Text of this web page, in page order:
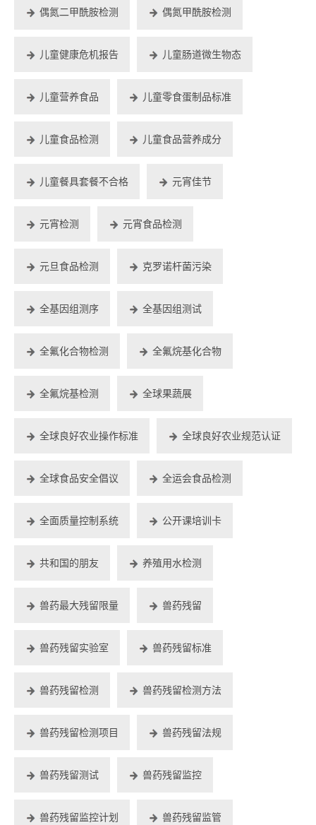
偶氮二甲酰胺检测 偶氮甲酰胺检测
儿童健康危机报告 儿童肠道微生物态
儿童营养食品 儿童零食蛋制品标准
儿童食品检测 儿童食品营养成分
儿童餐具套餐不合格 元宵佳节
元宵检测 元宵食品检测
元旦食品检测 克罗诺杆菌污染
全基因组测序 全基因组测试
全氟化合物检测 全氟烷基化合物
全氟烷基检测 全球果蔬展
全球良好农业操作标准 全球良好农业规范认证
全球食品安全倡议 全运会食品检测
全面质量控制系统 公开课培训卡
共和国的朋友 养殖用水检测
兽药最大残留限量 兽药残留
兽药残留实验室 兽药残留标准
兽药残留检测 兽药残留检测方法
兽药残留检测项目 兽药残留法规
兽药残留测试 兽药残留监控
兽药残留监控计划 兽药残留监管